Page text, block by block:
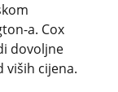
a. Cox
dovoljne
viših cijena.